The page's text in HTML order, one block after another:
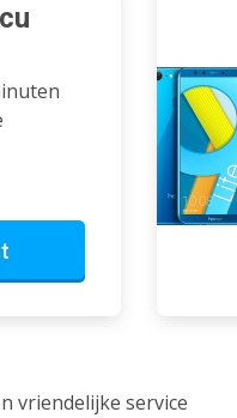
vriendelijke service